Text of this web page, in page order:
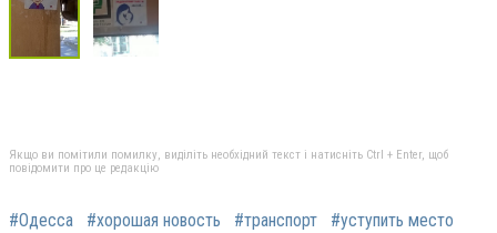
Якщо ви помітили помилку, виділіть необхідний текст і натисніть Ctrl + Enter, щоб
повідомити про це редакцію
#Одесса #хорошая новость #транспорт #уступить место